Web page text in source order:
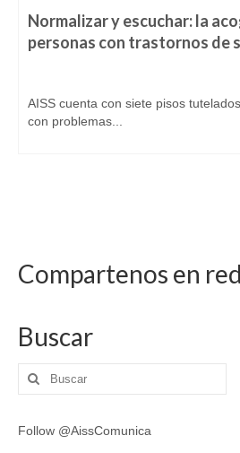
Normalizar y escuchar: la
personas con trastornos de
AISS cuenta con siete pisos
con problemas...
Compartenos en
Buscar
Buscar
por:
Follow @AissComunica